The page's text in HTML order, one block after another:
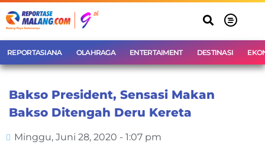
REPORTASIANA OLAHRAGA ENTERTAIMENT DESTINASI
Bakso President, Sensasi Makan
Bakso Ditengah Deru Kereta
Minggu, Juni 28, 2020 - 1:07 pm